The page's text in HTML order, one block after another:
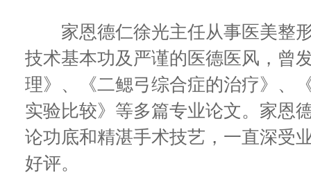
家恩德仁徐光主任从事医美整形
技术基本功及严谨的医德医风，曾
理》、《二鳃弓综合症的治疗》、
实验比较》等多篇专业论文。家恩
论功底和精湛手术技艺，一直深受
好评。